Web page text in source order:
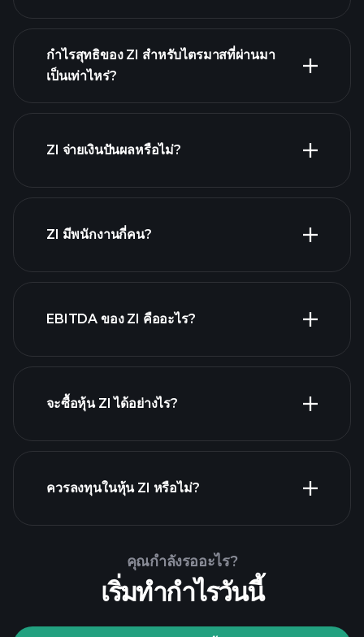
ผลประกอบการของ ZI
รายงานทางการเงิน
กำไรสุทธิของ ZI สำหรับไตรมาสที่ผ่านมา
เป็นเท่าไหร่?
ZI จ่ายเงินปันผลหรือไม่?
ZI มีพนักงานกี่คน?
ที่สุด
EBITDA ของ ZI คืออะไร?
รายงานทางการ
จะซื้อหุ้น ZI ได้อย่างไร?
Playtrade Tournaments
โบรกเกอร์ที่แนะนำ
ควรลงทุนในหุ้น ZI หรือไม่?
คุณกำลังรออะไร?
เริ่มทำกำไรวันนี้